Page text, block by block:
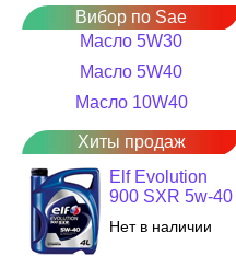
Вибор по Sae
Масло 5W30
Масло 5W40
Масло 10W40
Хиты продаж
Elf Evolution
900 SXR 5w-40
Нет в наличии